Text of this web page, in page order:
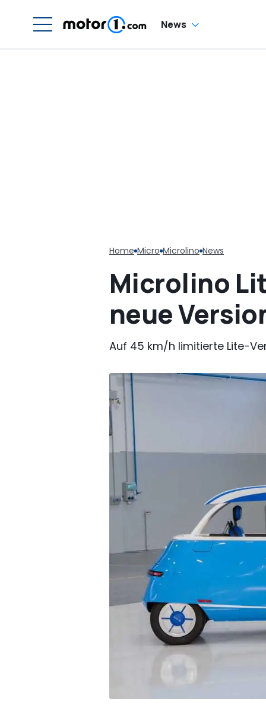
News
Home Micro Microlino News
Microlino
neue
Auf 45 km/h limitierte Lite-